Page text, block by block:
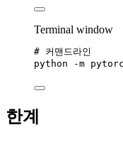
Terminal window
# 커맨드라인
python
-m
한계